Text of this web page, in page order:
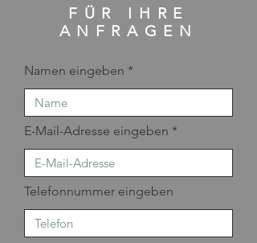
FÜR IHRE
ANFRAGEN
Namen eingeben
E-Mail-Adresse eingeben
Telefonnummer eingeben